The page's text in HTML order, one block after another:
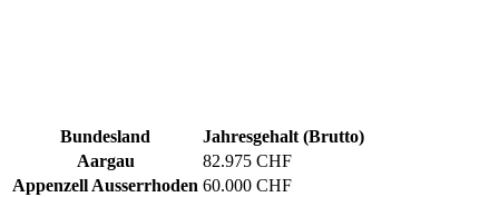
Bundesland
Jahresgehalt (Brutto)
Aargau
82.975 CHF
Appenzell Ausserrhoden 60.000 CHF